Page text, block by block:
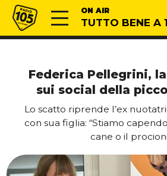
Vai al contenuto
Radio 105 ON AIR
TUTTO BENE A
Federica Pellegrini,
sui social della
Lo scatto riprende l’ex
con sua figlia: “Stiamo
cane o il